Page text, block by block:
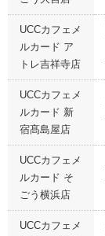
UCCカフェメ
ルカード ア
トレ吉祥寺店
UCCカフェメ
ルカード 新
宿髙島屋店
UCCカフェメ
ルカード そ
ごう横浜店
UCCカフェメ